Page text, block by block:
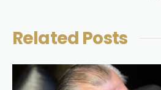
Related Posts